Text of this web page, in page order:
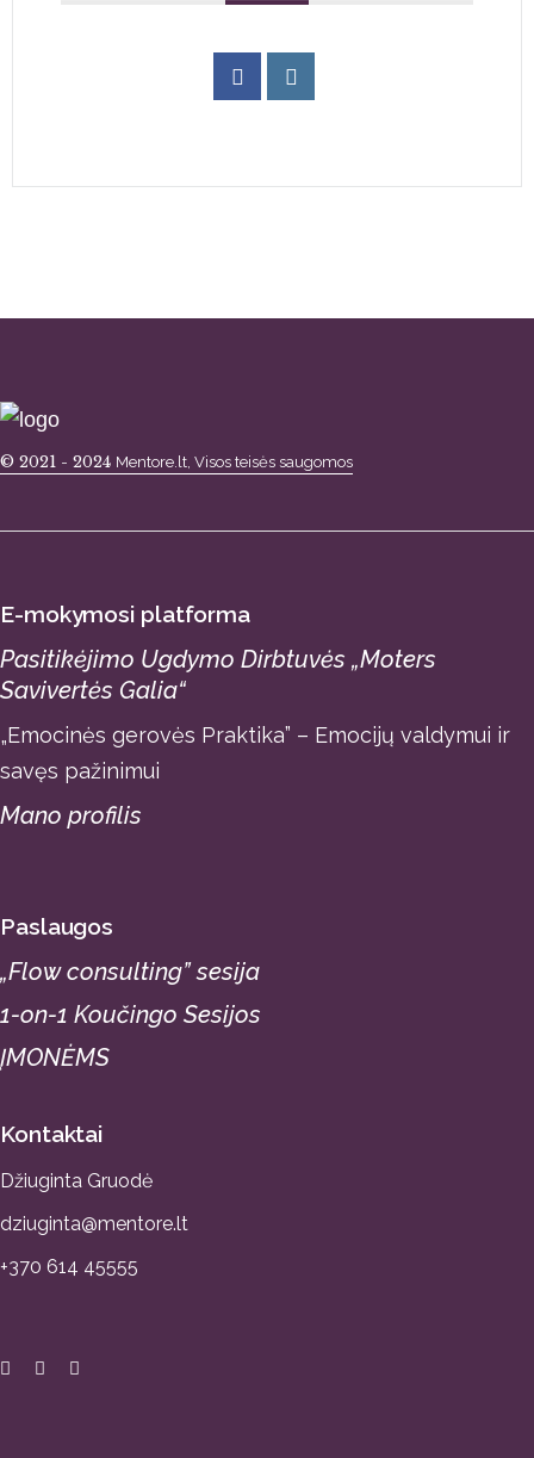
© 2021 - 2024 Mentore.lt, Visos teisės saugomos
E-mokymosi platforma
Pasitikėjimo Ugdymo Dirbtuvės „Moters
Savivertės Galia“
„Emocinės gerovės Praktika” – Emocijų valdymui ir
savęs pažinimui
Mano profilis
Paslaugos
„Flow consulting” sesija
1-on-1 Koučingo Sesijos
ĮMONĖMS
Kontaktai
Džiuginta Gruodė
dziuginta@mentore.lt
+370 614 45555